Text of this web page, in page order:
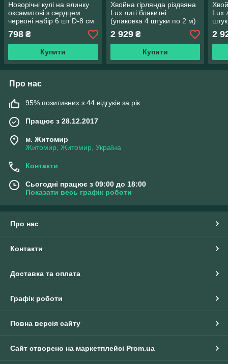
Новорічні кулі на ялинку
оксамитові з сердцем
червоні набір 6 шт D-8 см
798 ₴
Купити
Хвойна гірлянда різдвяна
Lux литі блакитні
(упаковка 4 штуки по 2 м)
2 929₴
Купити
Lux
2
Про нас
95% позитивних з 44 відгуків за рік
Працює з 28.12.2017
м. Житомир
Житомир, Житомир, Україна
Контакти
Сьогодні працює з 09:00 до 18:00
Показати весь графік роботи
Про нас
Контакти
Доставка та оплата
Графік роботи
Повна версія сайту
Сайт створено на маркетплейсі Prom.ua